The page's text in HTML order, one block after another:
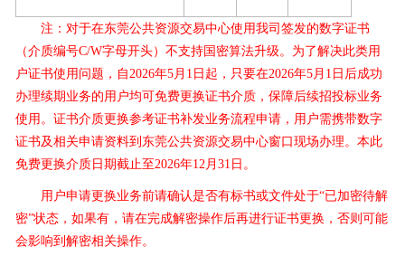
注：对于在东莞公共资源交易中心使用我司签发的数字证书
（介质编号C/W字母开头）不支持国密算法升级。为了解决此类用
户证书使用问题，自2026年5月1日起，只要在2026年5月1日后成功
办理续期业务的用户均可免费更换证书介质，保障后续招投标业务
使用。证书介质更换参考证书补发业务流程申请，用户需携带数字
证书及相关申请资料到东莞公共资源交易中心窗口现场办理。本此
免费更换介质日期截止至2026年12月31日。
用户申请更换业务前请确认是否有标书或文件处于“已加密待解
密”状态，如果有，请在完成解密操作后再进行证书更换，否则可能
会影响到解密相关操作。